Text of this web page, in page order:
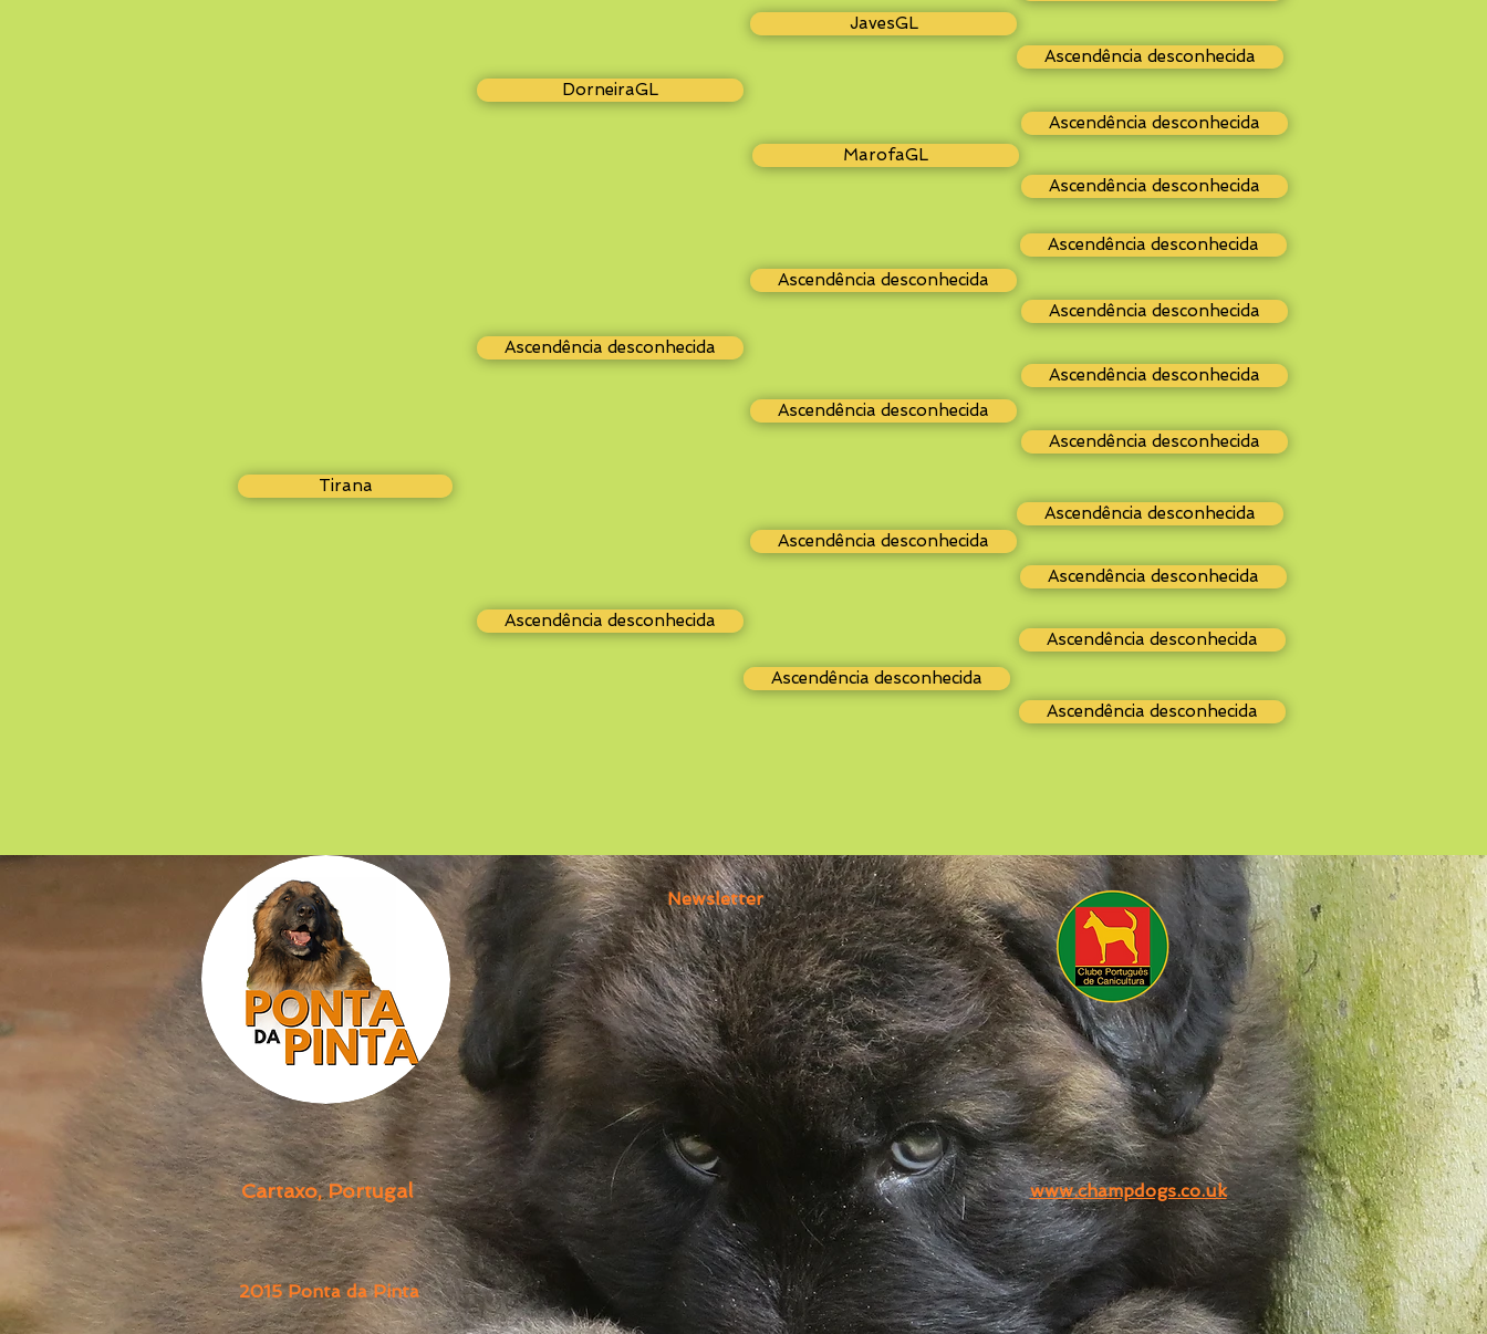
DorneiraGL
JavesGL
Ascendência desconhecida
MarofaGL
Ascendência desconhecida
Ascendência desconhecida
Ascendência desconhecida
Ascendência desconhecida
Ascendência desconhecida
Ascendência desconhecida
Ascendência desconhecida
Ascendência desconhecida
Ascendência desconhecida
Tirana
Ascendência desconhecida
Ascendência desconhecida
Ascendência desconhecida
Ascendência desconhecida
Ascendência desconhecida
Ascendência desconhecida
Ascendência desconhecida
Newsletter
Cartaxo, Portugal
2015Ponta da Pinta
www.champdogs.co.uk